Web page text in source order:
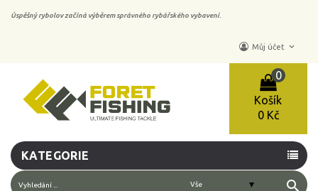
Úspěšný rybolov začíná výběrem správného rybářského vybavení.
Můj účet keyboard_arrow_down
Košík
0
0 Kč
KATEGORIE
search